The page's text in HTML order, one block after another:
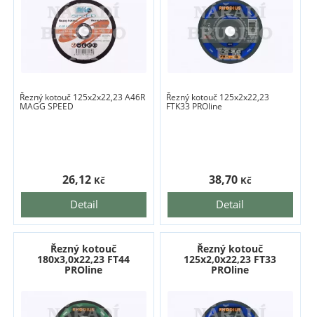
Řezný kotouč 125x2x22,23 A46R
MAGG SPEED
Detail
26,12 Kč
Řezný kotouč 125x2x22,23
FTK33 PROline
Detail
38,70 Kč
Řezný kotouč
180x3,0x22,23 FT44
PROline
Řezný kotouč
125x2,0x22,23 FT33
PROline